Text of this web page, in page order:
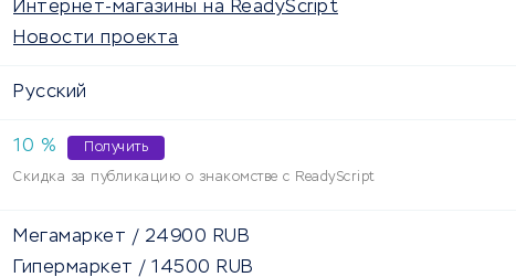
Интернет-магазины на ReadyScript
Новости проекта
Русский
10 % Получить
Скидка за публикацию о знакомстве с ReadyScript
Мегамаркет / 24900 RUB
Гипермаркет / 14500 RUB